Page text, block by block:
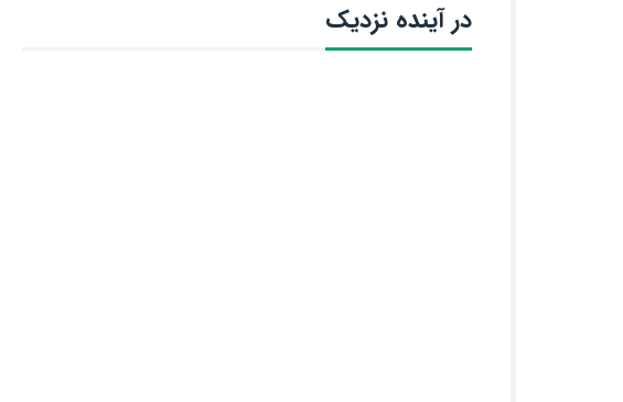
در آینده نزدیک